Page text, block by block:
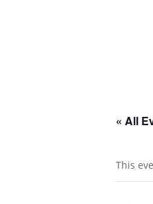
« All
This